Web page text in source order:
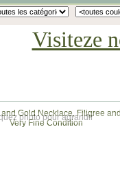
Visiteze
photo pour agrandir